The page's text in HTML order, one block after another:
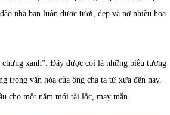
nhà bạn luôn được tươi, đẹp và nở nhiều hoa
xanh”. Đây được coi là những biểu tượng
trong văn hóa của ông cha ta từ xưa đến nay.
cho một năm mới tài lộc, may mắn.